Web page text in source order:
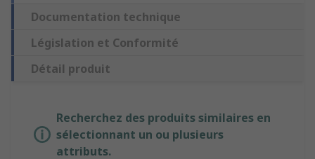
Documentation technique
Législation et Conformité
Détail produit
Recherchez des produits similaires en
sélectionnant un ou plusieurs
attributs.